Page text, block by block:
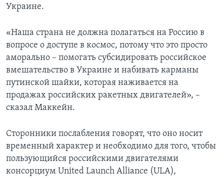
Украине.
«Наша страна не должна полагаться на Россию в
вопросе о доступе в космос, потому что это просто
аморально – помогать субсидировать российское
вмешательство в Украине и набивать карманы
путинской шайки, которая наживается на
продажах российских ракетных двигателей», –
сказал Маккейн.
Сторонники послабления говорят, что оно носит
временный характер и необходимо для того, чтобы
пользующийся российскими двигателями
консорциум United Launch Alliance (ULA),